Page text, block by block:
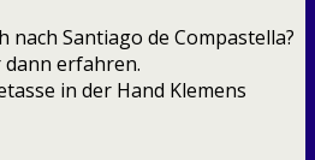
nach Santiago de Compastella?
dann erfahren.
in der Hand Klemens